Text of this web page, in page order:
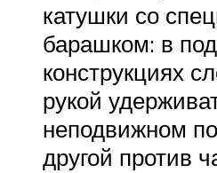
катушки со
барашком: в
конструкциях
рукой
неподвижном
другой против